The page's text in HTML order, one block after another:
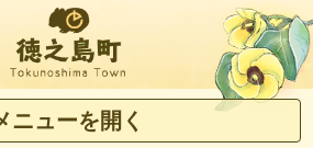
徳之島町
ニューを開く